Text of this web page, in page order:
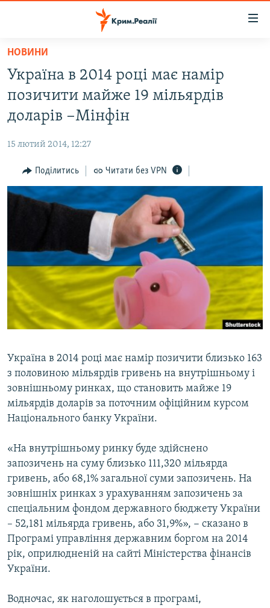
Перейти
основного
матеріалу
до
основної
Перейти
до
пошуку
ВОДА.КРИМ
ВІДЕО ТА ФОТО
БЛОГИ
ПОГЛЯД
ІНТЕРВ'Ю
ДЕПОРТАЦІЯ
ВІДЕОУРОКИ «ELIFBE»
СВІДЧЕННЯ ОКУПАЦІЇ
УКРАЇНСЬКА ПРОБЛЕМА КРИМУ
ЯК ОБІЙТИ БЛОКУВАННЯ
Русский
Qırımtatar
Усі сайти RFE/RL
НОВИНИ
Україна в 2014 році має намір
позичити майже 19 мільярдів
доларів −Мінфін
15 лютий 2014, 12:27
Поділитись Читати без VPN
Україна в 2014 році має намір позичити близько 163
з половиною мільярдів гривень на внутрішньому і
зовнішньому ринках, що становить майже 19
мільярдів доларів за поточним офіційним курсом
Національного банку України.
«На внутрішньому ринку буде здійснено
запозичень на суму близько 111,320 мільярда
гривень, або 68,1% загальної суми запозичень. На
зовнішніх ринках з урахуванням запозичень за
спеціальним фондом державного бюджету України
– 52,181 мільярда гривень, або 31,9%», − сказано в
Програмі управління державним боргом на 2014
рік, оприлюдненій на сайті Міністерства фінансів
України.
Водночас, як наголошується в програмі,